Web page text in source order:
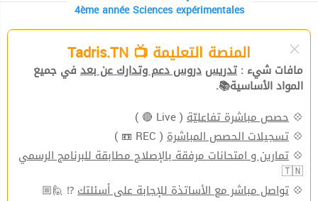
4ème année Sciences expérimentales
المنصة التعليمة 📺 Tadris.TN
مافات شيء : تدريس دروس دعم وتدارك عن بعد في جميع
المواد الأساسية📚.
💠 حصص مباشرة تفاعليّة ( Live 🔴 )
💠 تسجيلات الحصص المباشرة ( REC 📼 )
💠 تمارين و امتحانات مرفقة بالإصلاح مطابقة للبرنامج الرسمي
🇹🇳
💠 تواصل مباشر مع الأساتذة للإجابة على أسئلتك⁉ 🙋🏼